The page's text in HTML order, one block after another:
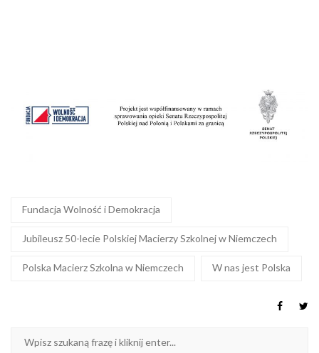
Fundacja Wolność i Demokracja
Jubileusz 50-lecie Polskiej Macierzy Szkolnej w Niemczech
Polska Macierz Szkolna w Niemczech W nas jest Polska